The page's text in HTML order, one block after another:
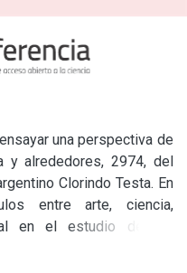
una perspectiva de
y alrededores, 2974, del
Clorindo Testa. En
entre arte, ciencia,
en el estudio de las
contemporáneos. La